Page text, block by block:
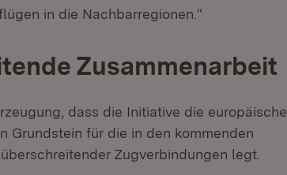
in die Nachbarregionen.“
Zusammenarbeit
dass die Initiative die europäische
Grundstein für die in den kommenden
Zugverbindungen legt.